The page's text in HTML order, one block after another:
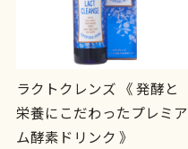
ラクトクレンズ 《 発酵と
栄養にこだわったプレミア
ム酵素ドリンク 》